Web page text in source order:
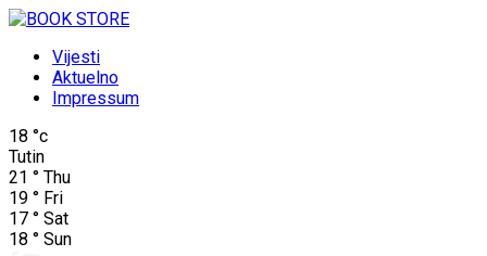
Vijesti
Aktuelno
Impressum
18 °c
Tutin
21 ° Thu
19 ° Fri
17 ° Sat
18 ° Sun